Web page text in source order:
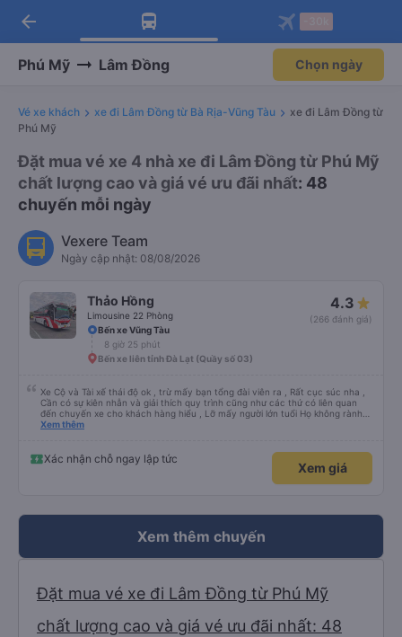
Tải app Vexere ngay!
Nhận ưu đãi thành viên độc
Mở app
Tải app Vexere
-30k/ghế khi đặt vé máy bay qua
Mở app
arrow_back
Phú Mỹ Lâm Đồng Chọn ngày
Vé xe khách xe đi Lâm Đồng từ Bà Rịa-Vũng Tàu
xe đi Lâm Đồng từ
Phú Mỹ
Đặt mua vé xe 4 nhà xe đi Lâm Đồng từ Phú Mỹ
chất lượng cao và giá vé ưu đãi nhất: 48
chuyến mỗi ngày
Vexere Team
Ngày cập nhật: 08/08/2026
Thảo Hồng
Limousine 22 Phòng
4.3
(266 đánh giá)
Bến xe Vũng Tàu
8 giờ 25 phút
Bến xe liên tỉnh Đà Lạt (Quầy số 03)
Xe Cộ và Tài xế thái độ ok , trừ mấy bạn tổng đài viên ra , Rất cục súc nha ,
Cần có sự kiên nhẫn và giải thích quy trình cũng như các thứ có liên quan
đến chuyến xe cho khách hàng hiểu , Lỡ mấy người lớn tuổi Họ không rành
công nghệ , đặt xe mà tụi em nói giọng đó , không ai đi đâu ! xin góp ý ,
Xem thêm
Xác nhận chỗ ngay lập tức
Xem giá
Xem thêm chuyến
Đặt mua vé xe đi Lâm Đồng từ Phú Mỹ
chất lượng cao và giá vé ưu đãi nhất: 48